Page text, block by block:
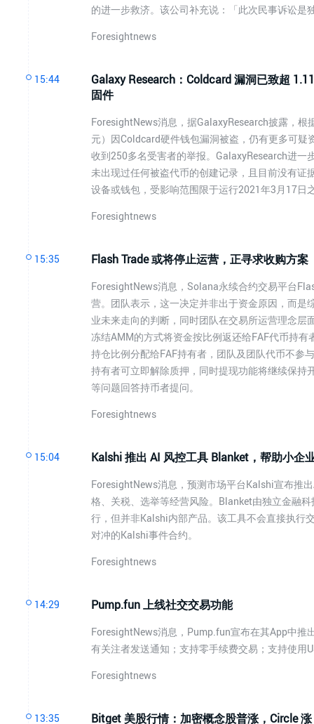
的进一步救济。该公司补充说：「此次民事诉讼
Foresightnews
15:44
Galaxy Research：Coldcard 漏洞已致超
固件
ForesightNews消息，据GalaxyResearch披露，
元）因Coldcard硬件钱包漏洞被盗，仍有更多可
收到250多名受害者的举报。GalaxyResearch进
未出现过任何被盗代币的创建记录，且目前没有
设备或钱包，受影响范围限于运行2021年3月17日
Foresightnews
15:35 Flash Trade 或将停止运营，正寻求收购方案
ForesightNews消息，Solana永续合约交易平台
营。团队表示，这一决定并非出于资金原因，而
业未来走向的判断，同时团队在交易所运营理念
冻结AMM的方式将资金按比例返还给FAF代币持
持仓比例分配给FAF持有者，团队及团队代币不参
持有者可立即解除质押，同时提现功能将继续保
等问题回答持币者提问。
Foresightnews
15:04 Kalshi 推出 AI 风控工具 Blanket，帮助小企
ForesightNews消息，预测市场平台Kalshi宣布推
格、关税、选举等经营风险。Blanket由独立金融
行，但并非Kalshi内部产品。该工具不会直接执行
对冲的Kalshi事件合约。
Foresightnews
14:29 Pump.fun 上线社交交易功能
ForesightNews消息，Pump.fun宣布在其App中推
有关注者发送通知；支持零手续费交易；支持使用
Foresightnews
13:35 Bitget 美股行情：加密概念股普涨，Circle 涨